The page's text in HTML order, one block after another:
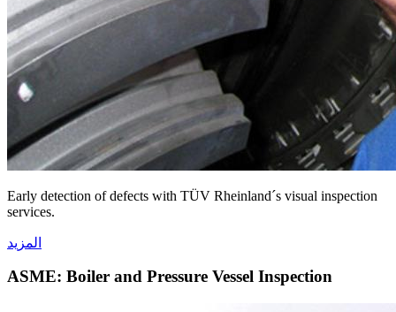
Early detection of defects with TÜV Rheinland´s visual inspection
services.
المزيد
ASME: Boiler and Pressure Vessel Inspection